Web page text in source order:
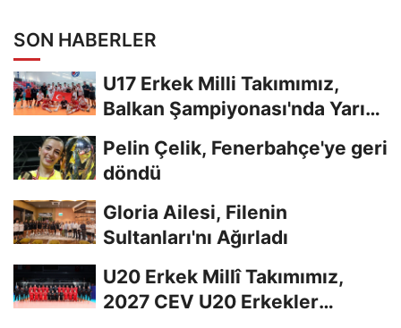
SON HABERLER
U17 Erkek Milli Takımımız,
Balkan Şampiyonası'nda Yarı
Pelin Çelik, Fenerbahçe'ye geri
döndü
Gloria Ailesi, Filenin
Sultanları'nı Ağırladı
U20 Erkek Millî Takımımız,
2027 CEV U20 Erkekler